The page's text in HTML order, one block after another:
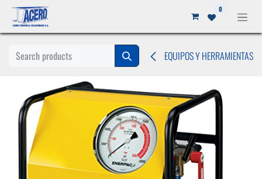
Ir al contenido 0
EQUIPOS Y HERRAMIENTAS